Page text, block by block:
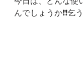
んでしょうか❗❗乞